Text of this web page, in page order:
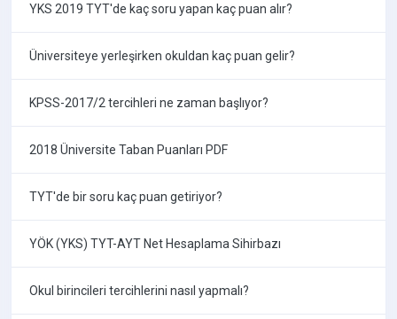
YKS 2019 TYT'de kaç soru yapan kaç puan alır?
Üniversiteye yerleşirken okuldan kaç puan gelir?
KPSS-2017/2 tercihleri ne zaman başlıyor?
2018 Üniversite Taban Puanları PDF
TYT'de bir soru kaç puan getiriyor?
YÖK (YKS) TYT-AYT Net Hesaplama Sihirbazı
Okul birincileri tercihlerini nasıl yapmalı?